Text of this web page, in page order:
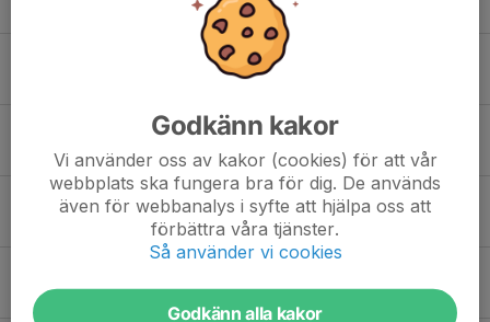
1
Veteran Mix för 20 år och äldre
Öppet för allmänheten i Fotbollshallen
26 okt 2025
Inbjudan Tackfest
22 sep 2025 2
13 apr 2025 0
Godkänn kakor
Vi använder oss av kakor (cookies) för att vår
webbplats ska fungera bra för dig. De används
även för webbanalys i syfte att hjälpa oss att
förbättra våra tjänster.
Så använder vi cookies
Godkänn alla kakor